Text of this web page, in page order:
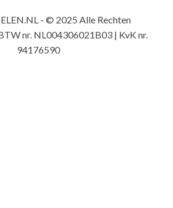
- © 2025 Alle Rechten
nr. NL004306021B03 | KvK nr.
94176590